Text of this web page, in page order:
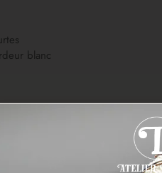
blanc
de boutonnage